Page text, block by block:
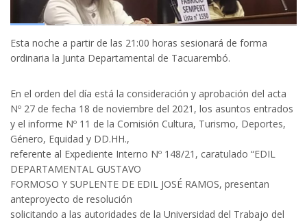
Esta noche a partir de las 21:00 horas sesionará de forma
ordinaria la Junta Departamental de Tacuarembó.
En el orden del día está la consideración y aprobación del acta
Nº 27 de fecha 18 de noviembre del 2021, los asuntos entrados
y el informe Nº 11 de la Comisión Cultura, Turismo, Deportes,
Género, Equidad y DD.HH.,
referente al Expediente Interno Nº 148/21, caratulado “EDIL
DEPARTAMENTAL GUSTAVO
FORMOSO Y SUPLENTE DE EDIL JOSÉ RAMOS, presentan
anteproyecto de resolución
solicitando a las autoridades de la Universidad del Trabajo del